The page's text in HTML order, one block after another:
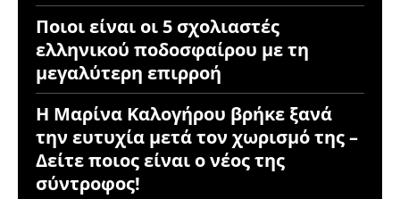
Ποιοι είναι οι 5 σχολιαστές
ελληνικού ποδοσφαίρου με τη
μεγαλύτερη επιρροή
Η Μαρίνα Καλογήρου βρήκε ξανά
την ευτυχία μετά τον χωρισμό της –
Δείτε ποιος είναι ο νέος της
σύντροφος!